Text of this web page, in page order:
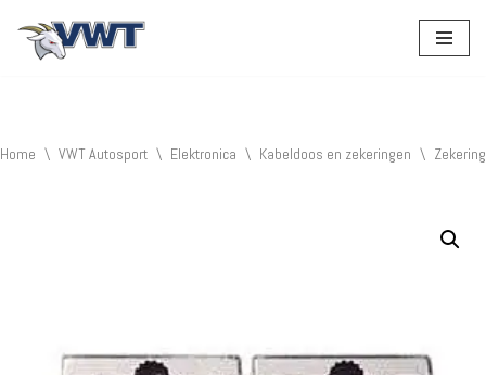
Home \ VWT Autosport \ Elektronica \ Kabeldoos en zekeringen \